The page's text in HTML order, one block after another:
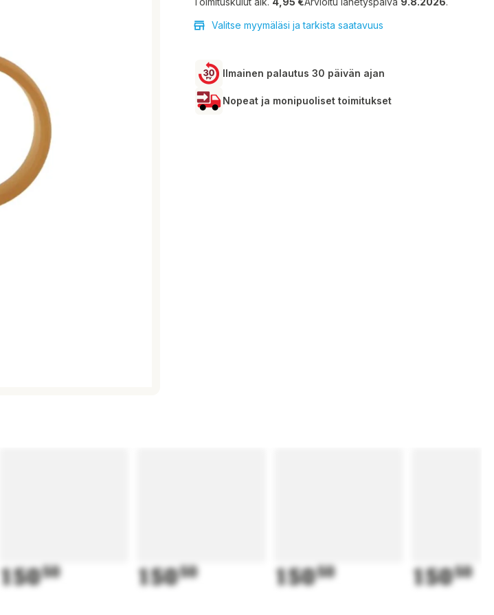
Valitse myymäläsi ja tarkista saatavuus
Ilmainen palautus 30 päivän ajan
Nopeat ja monipuoliset toimitukset
15050 15050 15050 15050